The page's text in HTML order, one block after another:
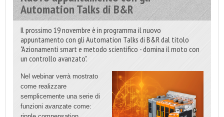
Automation Talks di B&R
Il prossimo 19 novembre è in programma il nuovo
appuntamento con gli Automation Talks di B&R dal titolo
"Azionamenti smart e metodo scientifico - domina il moto con
un controllo avanzato".
Nel webinar verrà mostrato
come realizzare
semplicemente una serie di
funzioni avanzate come: